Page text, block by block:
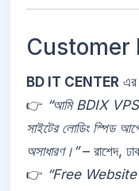
Customer
BD IT CENTER এর
👉 “আমি BDIX VPS
সাইটের লোডিং স্পিড
অসাধারণ।”– রাশেদ,
👉 “Free Website